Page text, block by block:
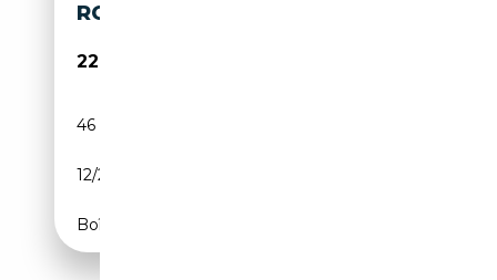
ROADSTER
22 900€
46 000 km
12/2015
Boîte automatique